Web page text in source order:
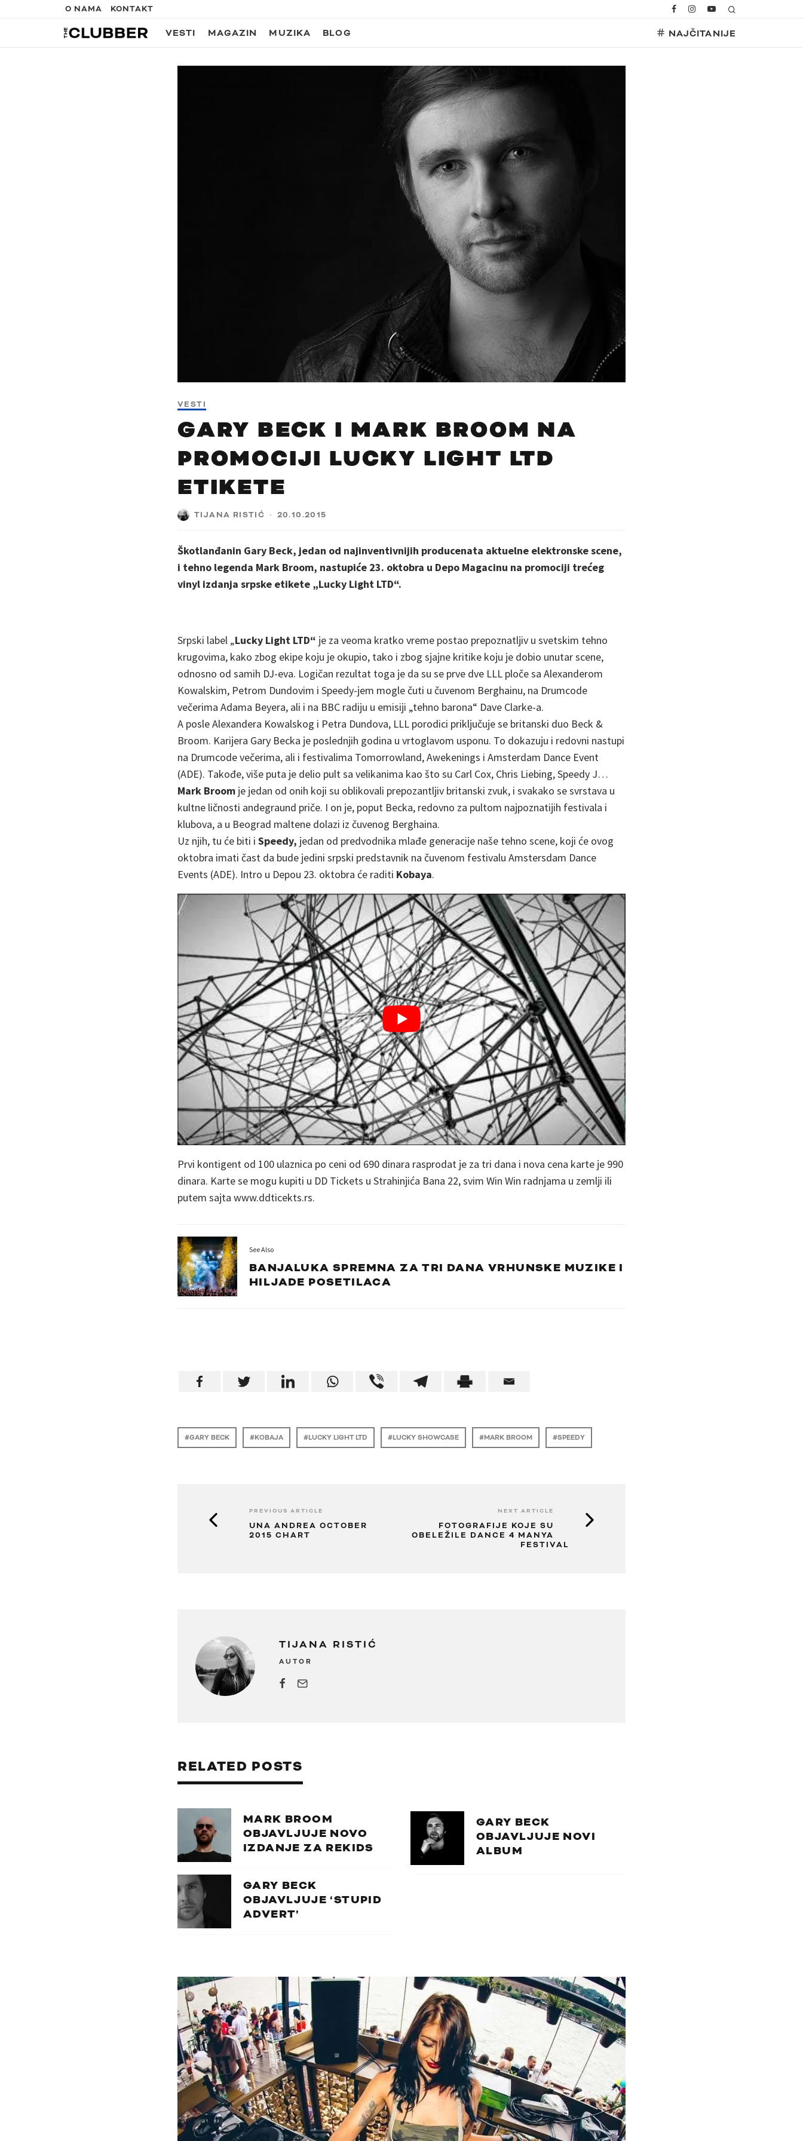
O NAMA KONTAKT
VESTI MAGAZIN MUZIKA BLOG NAJČITANIJE
VESTI
GARY BECK I MARK BROOM NA
PROMOCIJI LUCKY LIGHT LTD
ETIKETE
TIJANA RISTIĆ · 20.10.2015
Škotlanđanin Gary Beck, jedan od najinventivnijih producenata aktuelne elektronske scene,
i tehno legenda Mark Broom, nastupiće 23. oktobra u Depo Magacinu na promociji trećeg
vinyl izdanja srpske etikete „Lucky Light LTD“.
Srpski label „Lucky Light LTD“ je za veoma kratko vreme postao prepoznatljiv u svetskim tehno
krugovima, kako zbog ekipe koju je okupio, tako i zbog sjajne kritike koju je dobio unutar scene,
odnosno od samih DJ-eva. Logičan rezultat toga je da su se prve dve LLL ploče sa Alexanderom
Kowalskim, Petrom Dundovim i Speedy-jem mogle čuti u čuvenom Berghainu, na Drumcode
večerima Adama Beyera, ali i na BBC radiju u emisiji „tehno barona“ Dave Clarke-a.
A posle Alexandera Kowalskog i Petra Dundova, LLL porodici priključuje se britanski duo Beck &
Broom. Karijera Gary Becka je poslednjih godina u vrtoglavom usponu. To dokazuju i redovni nastupi
na Drumcode večerima, ali i festivalima Tomorrowland, Awekenings i Amsterdam Dance Event
(ADE). Takođe, više puta je delio pult sa velikanima kao što su Carl Cox, Chris Liebing, Speedy J…
Mark Broom je jedan od onih koji su oblikovali prepozantljiv britanski zvuk, i svakako se svrstava u
kultne ličnosti andegraund priče. I on je, poput Becka, redovno za pultom najpoznatijih festivala i
klubova, a u Beograd maltene dolazi iz čuvenog Berghaina.
Uz njih, tu će biti i Speedy, jedan od predvodnika mlađe generacije naše tehno scene, koji će ovog
oktobra imati čast da bude jedini srpski predstavnik na čuvenom festivalu Amstersdam Dance
Events (ADE). Intro u Depou 23. oktobra će raditi Kobaya.
Prvi kontigent od 100 ulaznica po ceni od 690 dinara rasprodat je za tri dana i nova cena karte je 990
dinara. Karte se mogu kupiti u DD Tickets u Strahinjića Bana 22, svim Win Win radnjama u zemlji ili
putem sajta www.ddticekts.rs.
See Also
BANJALUKA SPREMNA ZA TRI DANA VRHUNSKE MUZIKE I
HILJADE POSETILACA
GARY BECK KOBAJA LUCKY LIGHT LTD LUCKY SHOWCASE MARK BROOM SPEEDY
PREVIOUS ARTICLE
UNA ANDREA OCTOBER
2015 CHART
NEXT ARTICLE
FOTOGRAFIJE KOJE SU
OBELEŽILE DANCE 4 MANYA
FESTIVAL
TIJANA RISTIĆ
AUTOR
RELATED POSTS
MARK BROOM
OBJAVLJUJE NOVO
IZDANJE ZA REKIDS
GARY BECK
OBJAVLJUJE NOVI
ALBUM
GARY BECK
OBJAVLJUJE ‘STUPID
ADVERT’